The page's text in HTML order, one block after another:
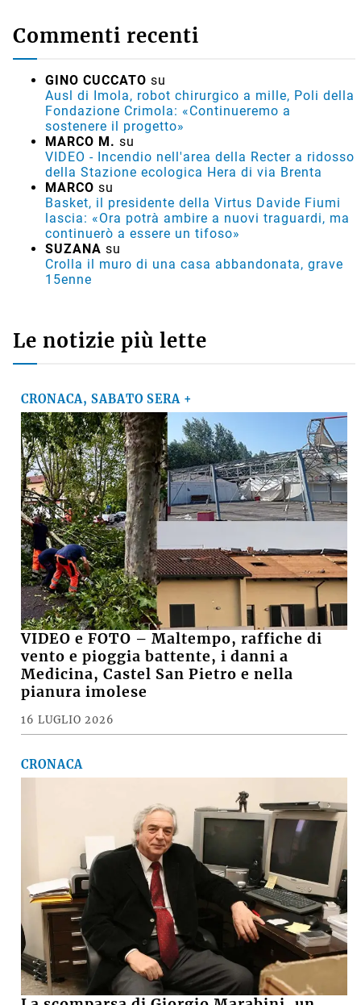
Commenti recenti
GINO CUCCATO su
Ausl di Imola, robot chirurgico a mille, Poli della
Fondazione Crimola: «Continueremo a
sostenere il progetto»
MARCO M. su
VIDEO - Incendio nell'area della Recter a ridosso
della Stazione ecologica Hera di via Brenta
MARCO su
Basket, il presidente della Virtus Davide Fiumi
lascia: «Ora potrà ambire a nuovi traguardi, ma
continuerò a essere un tifoso»
SUZANA su
Crolla il muro di una casa abbandonata, grave
15enne
Le notizie più lette
CRONACA, SABATO SERA +
VIDEO e FOTO – Maltempo, raffiche di
vento e pioggia battente, i danni a
Medicina, Castel San Pietro e nella
pianura imolese
16 LUGLIO 2026
CRONACA